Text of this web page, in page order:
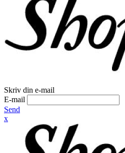
Skriv din e-mail
E-mail
Send
x